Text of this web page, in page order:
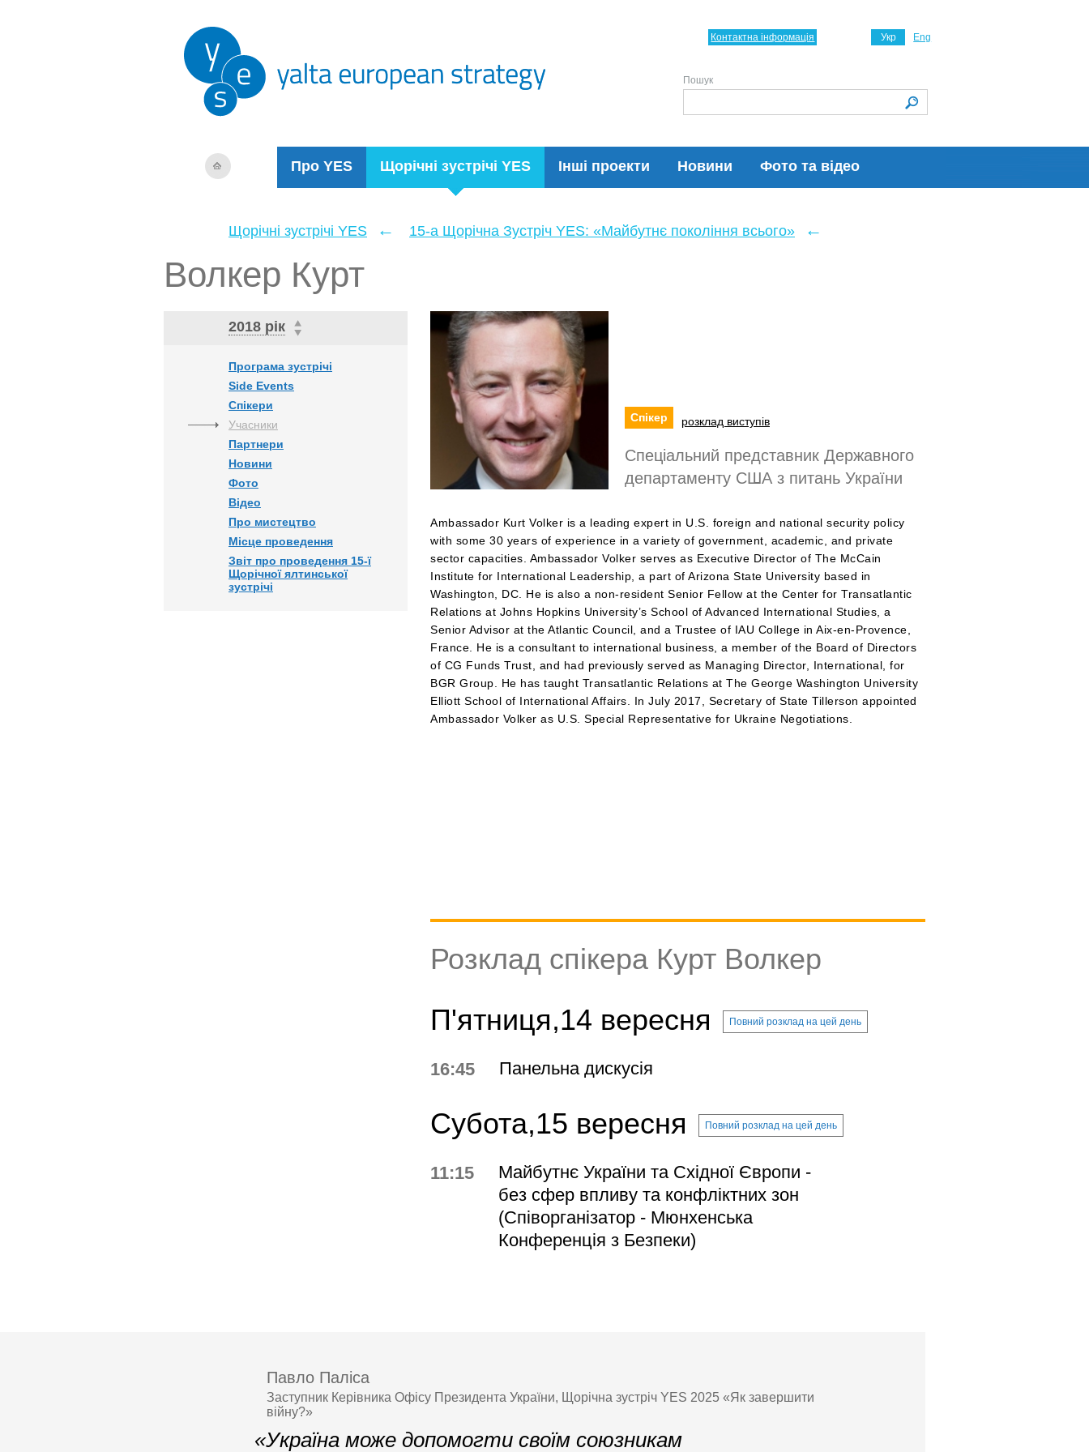
Про YES Щорічні зустрічі YES Інші проекти Новини Фото та відео
Укр Eng
Контактна інформація
Пошук
Щорічні зустрічі YES ← 15-а Щорічна Зустріч YES: «Майбутнє покоління всього» ←
Волкер Курт
2018 рік
Програма зустрічі
Side Events
Спікери
Учасники
Партнери
Новини
Фото
Відео
Про мистецтво
Місце проведення
Звіт про проведення 15-ї
Щорічної ялтинської
зустрічі
Спікер розклад виступів
Спеціальний представник Державного
департаменту США з питань України
Ambassador Kurt Volker is a leading expert in U.S. foreign and national security policy
with some 30 years of experience in a variety of government, academic, and private
sector capacities. Ambassador Volker serves as Executive Director of The McCain
Institute for International Leadership, a part of Arizona State University based in
Washington, DC. He is also a non-resident Senior Fellow at the Center for Transatlantic
Relations at Johns Hopkins University’s School of Advanced International Studies, a
Senior Advisor at the Atlantic Council, and a Trustee of IAU College in Aix-en-Provence,
France. He is a consultant to international business, a member of the Board of Directors
of CG Funds Trust, and had previously served as Managing Director, International, for
BGR Group. He has taught Transatlantic Relations at The George Washington University
Elliott School of International Affairs. In July 2017, Secretary of State Tillerson appointed
Ambassador Volker as U.S. Special Representative for Ukraine Negotiations.
Розклад спікера Курт Волкер
П'ятниця,14 вересня
Повний розклад на цей день
16:45 Панельна дискусія
Субота,15 вересня Повний розклад на цей день
11:15
Майбутнє України та Східної Європи -
без сфер впливу та конфліктних зон
(Співорганізатор - Мюнхенська
Конференція з Безпеки)
Павло Паліса
Заступник Керівника Офісу Президента України, Щорічна зустріч YES 2025 «Як завершити
війну?»
«Україна може допомогти своїм союзникам